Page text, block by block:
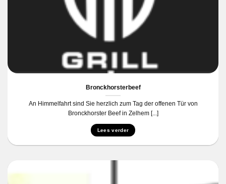
Bronckhorsterbeef
An Himmelfahrt sind Sie herzlich zum Tag der offenen Tür von
Bronckhorster Beef in Zelhem [...]
Lees verder